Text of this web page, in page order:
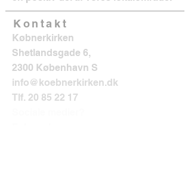
Kontakt
Købnerkirken
Shetlandsgade 6,
2300 København S
info@koebnerkirken.dk
Tlf. 20 85 22 17